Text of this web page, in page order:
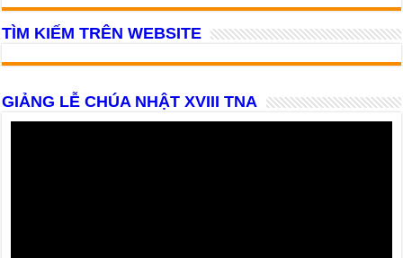
TÌM KIẾM TRÊN WEBSITE
GIẢNG LỄ CHÚA NHẬT XVIII TNA